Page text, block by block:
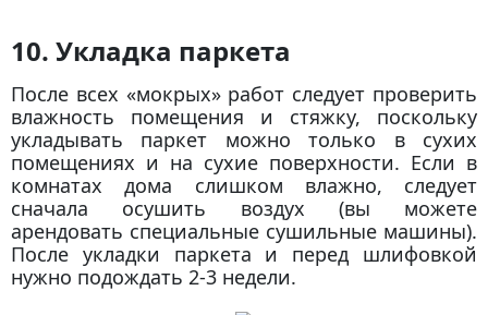
10. Укладка паркета
После всех «мокрых» работ следует проверить
влажность помещения и стяжку, поскольку
укладывать паркет можно только в сухих
помещениях и на сухие поверхности. Если в
комнатах дома слишком влажно, следует
сначала осушить воздух (вы можете
арендовать специальные сушильные машины).
После укладки паркета и перед шлифовкой
нужно подождать 2-3 недели.